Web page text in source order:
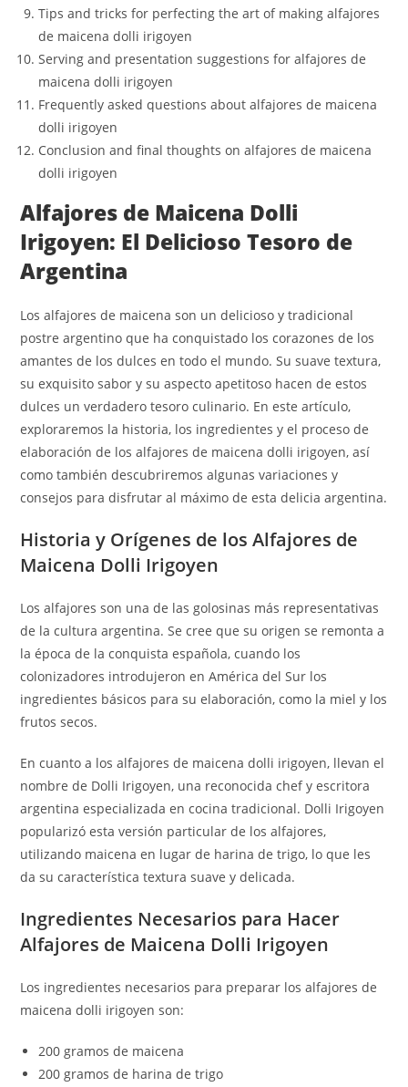
Tips and tricks for perfecting the art of making alfajores
de maicena dolli irigoyen
Serving and presentation suggestions for alfajores de
maicena dolli irigoyen
Frequently asked questions about alfajores de maicena
dolli irigoyen
Conclusion and final thoughts on alfajores de maicena
dolli irigoyen
Alfajores de Maicena Dolli
Irigoyen: El Delicioso Tesoro de
Argentina
Los alfajores de maicena son un delicioso y tradicional
postre argentino que ha conquistado los corazones de los
amantes de los dulces en todo el mundo. Su suave textura,
su exquisito sabor y su aspecto apetitoso hacen de estos
dulces un verdadero tesoro culinario. En este artículo,
exploraremos la historia, los ingredientes y el proceso de
elaboración de los alfajores de maicena dolli irigoyen, así
como también descubriremos algunas variaciones y
consejos para disfrutar al máximo de esta delicia argentina.
Historia y Orígenes de los Alfajores de
Maicena Dolli Irigoyen
Los alfajores son una de las golosinas más representativas
de la cultura argentina. Se cree que su origen se remonta a
la época de la conquista española, cuando los
colonizadores introdujeron en América del Sur los
ingredientes básicos para su elaboración, como la miel y los
frutos secos.
En cuanto a los alfajores de maicena dolli irigoyen, llevan el
nombre de Dolli Irigoyen, una reconocida chef y escritora
argentina especializada en cocina tradicional. Dolli Irigoyen
popularizó esta versión particular de los alfajores,
utilizando maicena en lugar de harina de trigo, lo que les
da su característica textura suave y delicada.
Ingredientes Necesarios para Hacer
Alfajores de Maicena Dolli Irigoyen
Los ingredientes necesarios para preparar los alfajores de
maicena dolli irigoyen son:
200 gramos de maicena
200 gramos de harina de trigo